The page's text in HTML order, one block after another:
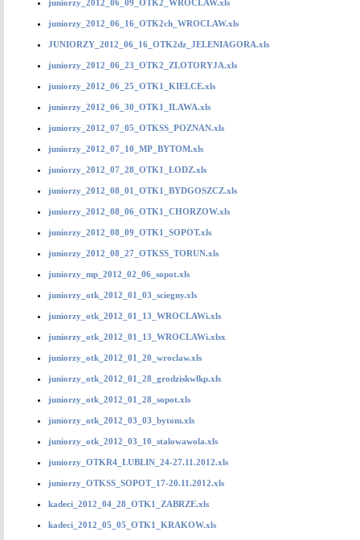
juniorzy_2012_06_09_OTK2_WROCLAW.xls
juniorzy_2012_06_16_OTK2ch_WROCLAW.xls
JUNIORZY_2012_06_16_OTK2dz_JELENIAGORA.xls
juniorzy_2012_06_23_OTK2_ZLOTORYJA.xls
juniorzy_2012_06_25_OTK1_KIELCE.xls
juniorzy_2012_06_30_OTK1_ILAWA.xls
juniorzy_2012_07_05_OTKSS_POZNAN.xls
juniorzy_2012_07_10_MP_BYTOM.xls
juniorzy_2012_07_28_OTK1_LODZ.xls
juniorzy_2012_08_01_OTK1_BYDGOSZCZ.xls
juniorzy_2012_08_06_OTK1_CHORZOW.xls
juniorzy_2012_08_09_OTK1_SOPOT.xls
juniorzy_2012_08_27_OTKSS_TORUN.xls
juniorzy_mp_2012_02_06_sopot.xls
juniorzy_otk_2012_01_03_sciegny.xls
juniorzy_otk_2012_01_13_WROCLAWi.xls
juniorzy_otk_2012_01_13_WROCLAWi.xlsx
juniorzy_otk_2012_01_20_wroclaw.xls
juniorzy_otk_2012_01_28_grodziskwlkp.xls
juniorzy_otk_2012_01_28_sopot.xls
juniorzy_otk_2012_03_03_bytom.xls
juniorzy_otk_2012_03_10_stalowawola.xls
juniorzy_OTKR4_LUBLIN_24-27.11.2012.xls
juniorzy_OTKSS_SOPOT_17-20.11.2012.xls
kadeci_2012_04_28_OTK1_ZABRZE.xls
kadeci_2012_05_05_OTK1_KRAKOW.xls